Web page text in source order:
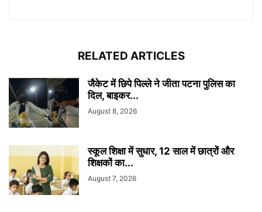
RELATED ARTICLES
जैकेट में छिपे पिल्ले ने जीता पटना पुलिस का
दिल, बाइकर...
August 8, 2026
स्कूल शिक्षा में सुधार, 12 साल में छात्रों और
शिक्षकों का...
August 7, 2026